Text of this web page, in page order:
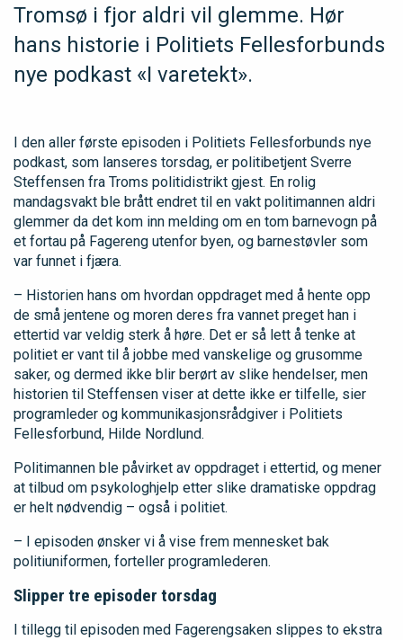
Tromsø i fjor aldri vil glemme. Hør
hans historie i Politiets Fellesforbunds
nye podkast «I varetekt».
I den aller første episoden i Politiets Fellesforbunds nye
podkast, som lanseres torsdag, er politibetjent Sverre
Steffensen fra Troms politidistrikt gjest. En rolig
mandagsvakt ble brått endret til en vakt politimannen aldri
glemmer da det kom inn melding om en tom barnevogn på
et fortau på Fagereng utenfor byen, og barnestøvler som
var funnet i fjæra.
– Historien hans om hvordan oppdraget med å hente opp
de små jentene og moren deres fra vannet preget han i
ettertid var veldig sterk å høre. Det er så lett å tenke at
politiet er vant til å jobbe med vanskelige og grusomme
saker, og dermed ikke blir berørt av slike hendelser, men
historien til Steffensen viser at dette ikke er tilfelle, sier
programleder og kommunikasjonsrådgiver i Politiets
Fellesforbund, Hilde Nordlund.
Politimannen ble påvirket av oppdraget i ettertid, og mener
at tilbud om psykologhjelp etter slike dramatiske oppdrag
er helt nødvendig – også i politiet.
– I episoden ønsker vi å vise frem mennesket bak
politiuniformen, forteller programlederen.
Slipper tre episoder torsdag
I tillegg til episoden med Fagerengsaken slippes to ekstra